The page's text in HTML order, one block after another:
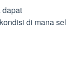
dapat
di mana sel